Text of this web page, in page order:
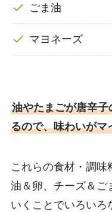
ごま油
マヨネーズ
油やたまごが唐辛
るので、味わいがマ
これらの食材・調味
油＆卵、チーズ＆ご
いくことでいろいろ